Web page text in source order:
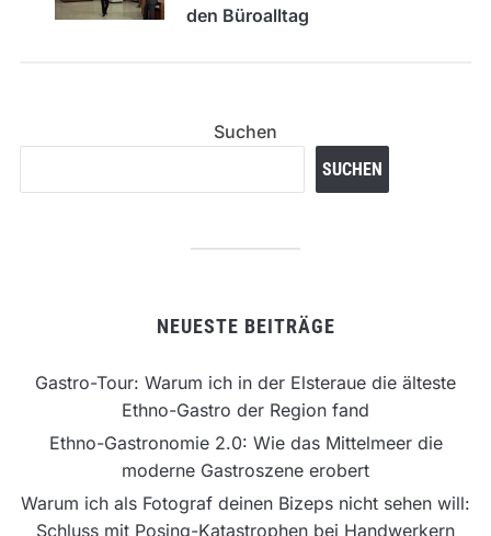
den Büroalltag
Suchen
SUCHEN
NEUESTE BEITRÄGE
Gastro-Tour: Warum ich in der Elsteraue die älteste
Ethno-Gastro der Region fand
Ethno-Gastronomie 2.0: Wie das Mittelmeer die
moderne Gastroszene erobert
Warum ich als Fotograf deinen Bizeps nicht sehen will:
Schluss mit Posing-Katastrophen bei Handwerkern